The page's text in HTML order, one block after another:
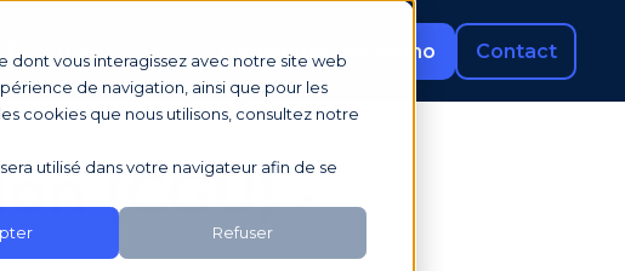
dont vous interagissez avec notre site web
de navigation, ainsi que pour les
cookies que nous utilisons, consultez notre
utilisé dans votre navigateur afin de se
Refuser
Ressources Demander une démo Contact
(CGU) -